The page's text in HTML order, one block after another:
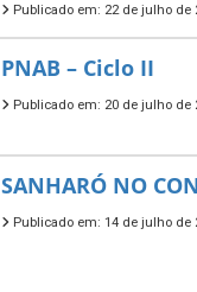
Publicado em: 22 de julho de
PNAB – Ciclo II
Publicado em: 20 de julho de
SANHARÓ NO
Publicado em: 14 de julho de